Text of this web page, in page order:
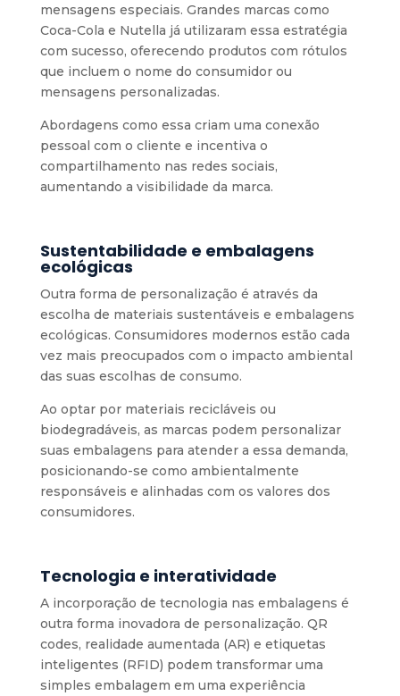
mensagens especiais. Grandes marcas como
Coca-Cola e Nutella já utilizaram essa estratégia
com sucesso, oferecendo produtos com rótulos
que incluem o nome do consumidor ou
mensagens personalizadas.
Abordagens como essa criam uma conexão
pessoal com o cliente e incentiva o
compartilhamento nas redes sociais,
aumentando a visibilidade da marca.
Sustentabilidade e embalagens
ecológicas
Outra forma de personalização é através da
escolha de materiais sustentáveis e embalagens
ecológicas. Consumidores modernos estão cada
vez mais preocupados com o impacto ambiental
das suas escolhas de consumo.
Ao optar por materiais recicláveis ou
biodegradáveis, as marcas podem personalizar
suas embalagens para atender a essa demanda,
posicionando-se como ambientalmente
responsáveis e alinhadas com os valores dos
consumidores.
Tecnologia e interatividade
A incorporação de tecnologia nas embalagens é
outra forma inovadora de personalização. QR
codes, realidade aumentada (AR) e etiquetas
inteligentes (RFID) podem transformar uma
simples embalagem em uma experiência